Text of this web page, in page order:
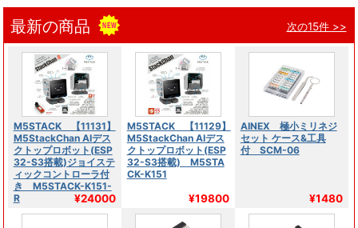
最新の商品 次の15件 >>
M5STACK 【11131】
M5StackChan AIデス
クトップロボット(ESP
32-S3搭載)ジョイステ
ィックコントローラ付
き M5STACK-K151-
R
¥24000
M5STACK 【11129】
M5StackChan AIデス
クトップロボット(ESP
32-S3搭載) M5STA
CK-K151
¥19800
AINEX 極小ミリネジ
セット ケース&工具
付 SCM-06
¥1480